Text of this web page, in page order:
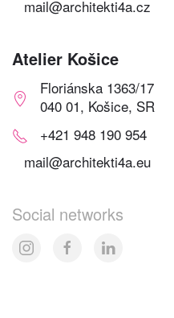
mail@architekti4a.cz
Atelier Košice
Floriánska 1363/17
040 01, Košice, SR
+421 948 190 954
mail@architekti4a.eu
Social networks